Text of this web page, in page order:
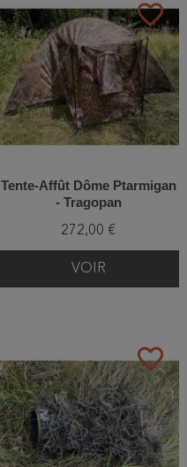
favorite_border
Tente-Affût Dôme Ptarmigan
- Tragopan
272,00 €
VOIR
favorite_border